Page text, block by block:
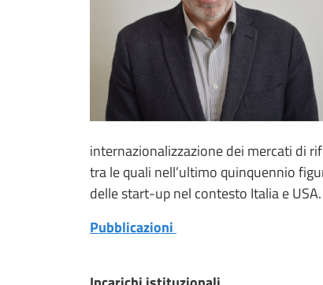
internazionalizzazione dei mercati di
tra le quali nell’ultimo quinquennio
delle start-up nel contesto Italia e USA.
Pubblicazioni